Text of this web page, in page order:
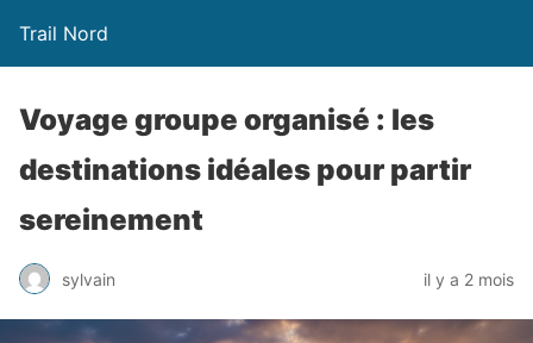
Trail Nord
Voyage groupe organisé : les
destinations idéales pour partir
sereinement
sylvain il y a 2 mois